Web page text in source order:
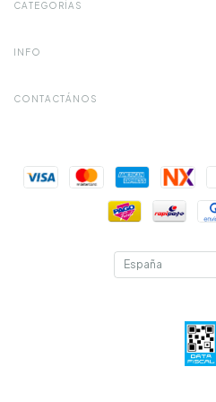
CATEGORÍAS
INFO
CONTACTÁNOS